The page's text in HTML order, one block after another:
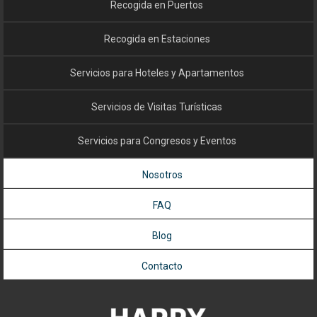
Recogida en Puertos
Recogida en Estaciones
Servicios para Hoteles y Apartamentos
Servicios de Visitas Turísticas
Servicios para Congresos y Eventos
Nosotros
FAQ
Blog
Contacto